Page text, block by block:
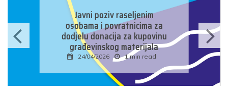
Javni poziv raseljenim
osobama i povratnicima za
dodjelu donacija za kupovinu
građevinskog materijala
24/04/2026 1 min read